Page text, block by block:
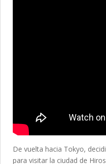
De vuelta hacia Tokyo,
para visitar la ciudad de